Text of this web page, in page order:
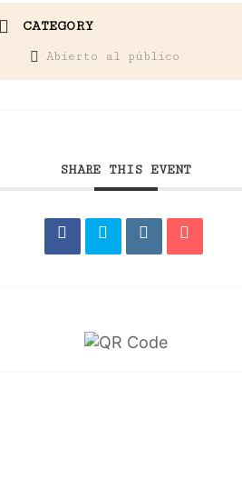
CATEGORY
Abierto al público
SHARE THIS EVENT